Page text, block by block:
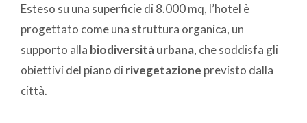
Esteso su una superficie di 8.000 mq, l’hotel è
progettato come una struttura organica, un
supporto alla biodiversità urbana, che soddisfa gli
obiettivi del piano di rivegetazione previsto dalla
città.